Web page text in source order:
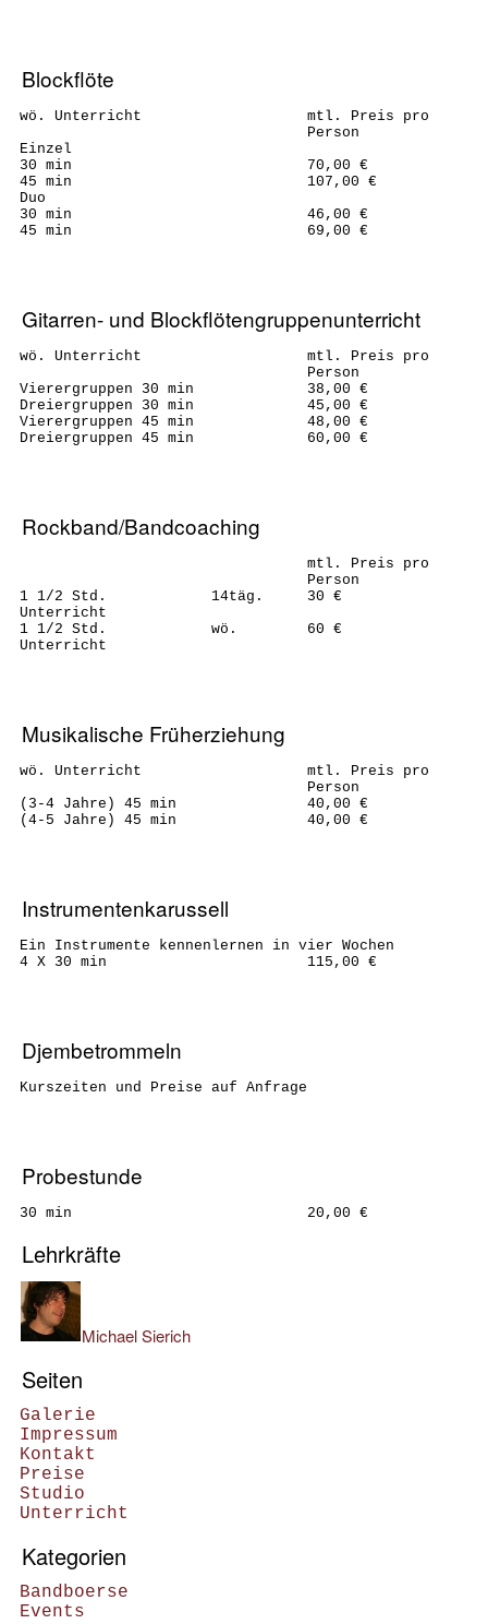
Blockflöte
wö. Unterricht
mtl. Preis pro
Person
Einzel
30 min
70,00 €
45 min
107,00 €
Duo
30 min
46,00 €
45 min
69,00 €
Gitarren- und Blockflötengruppenunterricht
wö. Unterricht
mtl. Preis pro
Person
Vierergruppen 30 min
38,00 €
Dreiergruppen 30 min
45,00 €
Vierergruppen 45 min
48,00 €
Dreiergruppen 45 min
60,00 €
Rockband/Bandcoaching
mtl. Preis pro
Person
1 1/2 Std. 14täg.
Unterricht
30 €
1 1/2 Std. wö.
Unterricht
60 €
Musikalische Früherziehung
wö. Unterricht
mtl. Preis pro
Person
(3-4 Jahre) 45 min
40,00 €
(4-5 Jahre) 45 min
40,00 €
Instrumentenkarussell
Ein Instrumente kennenlernen in vier Wochen
4 X 30 min
115,00 €
Djembetrommeln
Kurszeiten und Preise auf Anfrage
Probestunde
30 min 20,00 €
Lehrkräfte
Michael Sierich
Seiten
Galerie
Impressum
Kontakt
Preise
Studio
Unterricht
Kategorien
Bandboerse
Events